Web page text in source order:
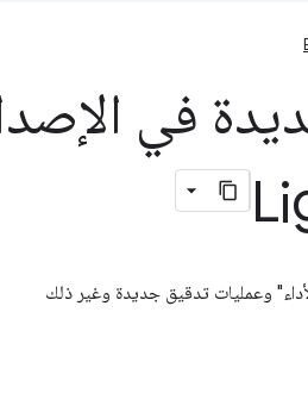
في
وعمليات تدقيق جديدة وغير ذلك